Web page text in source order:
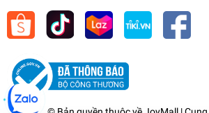
Bàn chải điện LocknLock
hãng tặng 2 đầu chải -
1.664.000₫
undefined